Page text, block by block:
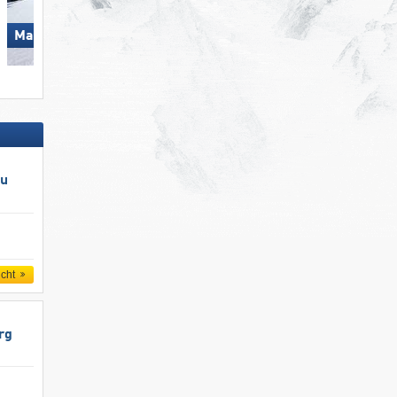
Mayrhofen (Mountopolis) Schöneben-Haideralm